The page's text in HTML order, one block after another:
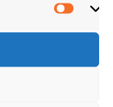
speichern.